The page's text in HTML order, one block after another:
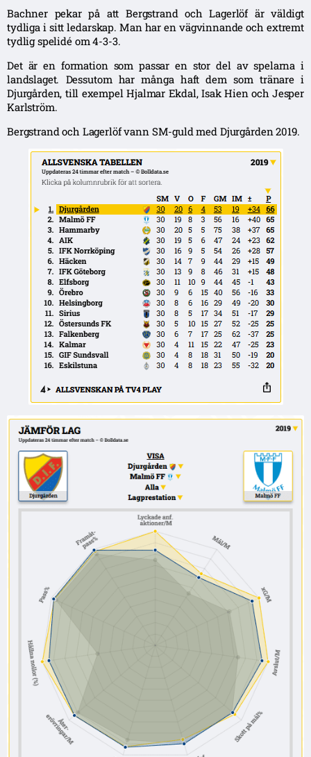
Bachner pekar på att Bergstrand och Lagerlöf är väldigt
tydliga i sitt ledarskap. Man har en vägvinnande och extremt
tydlig spelidé om 4-3-3.
Det är en formation som passar en stor del av spelarna i
landslaget. Dessutom har många haft dem som tränare i
Djurgården, till exempel Hjalmar Ekdal, Isak Hien och Jesper
Karlström.
Bergstrand och Lagerlöf vann SM-guld med Djurgården 2019.